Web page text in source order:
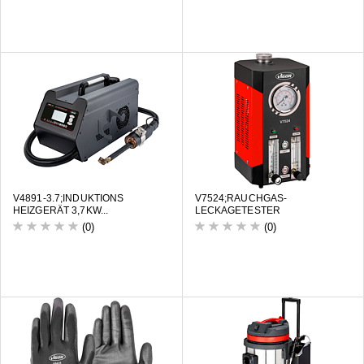
V4891-3.7;INDUKTIONS
HEIZGERÄT 3,7KW...
(0)
V7524;RAUCHGAS-
LECKAGETESTER
(0)